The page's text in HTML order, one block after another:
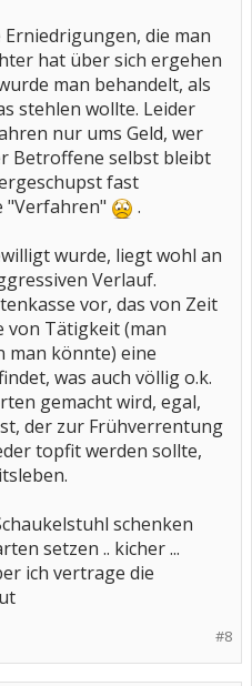
Erniedrigungen, die man
hat über sich ergehen
man behandelt, als
stehlen wollte. Leider
nur ums Geld, wer
Betroffene selbst bleibt
fast
"Verfahren"
.
wurde, liegt wohl an
Verlauf.
vor, das von Zeit
von Tätigkeit (man
man könnte) eine
was auch völlig o.k.
gemacht wird, egal,
der zur Frühverrentung
topfit werden sollte,
schenken
setzen .. kicher ...
ich vertrage die
#8